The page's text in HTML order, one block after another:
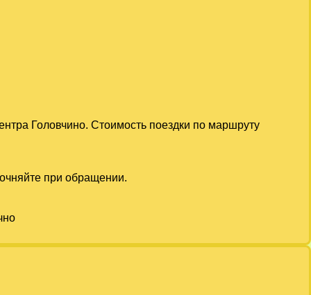
Головчино. Стоимость поездки по маршруту
при обращении.